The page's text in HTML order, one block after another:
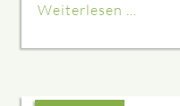
Weiterlesen …